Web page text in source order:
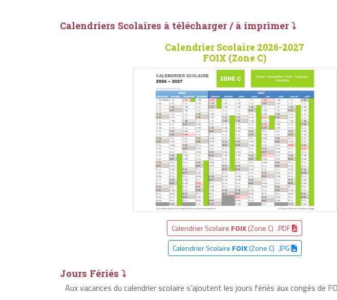
Calendriers Scolaires à télécharger / à imprimer ⤵
Calendrier Scolaire 2026-2027
FOIX (Zone C)
Calendrier Scolaire FOIX(Zone C) .PDF
Calendrier Scolaire FOIX(Zone C) .JPG
Jours Fériés ⤵
Aux vacances du calendrier scolaire s’ajoutent les jours fériés aux congés de